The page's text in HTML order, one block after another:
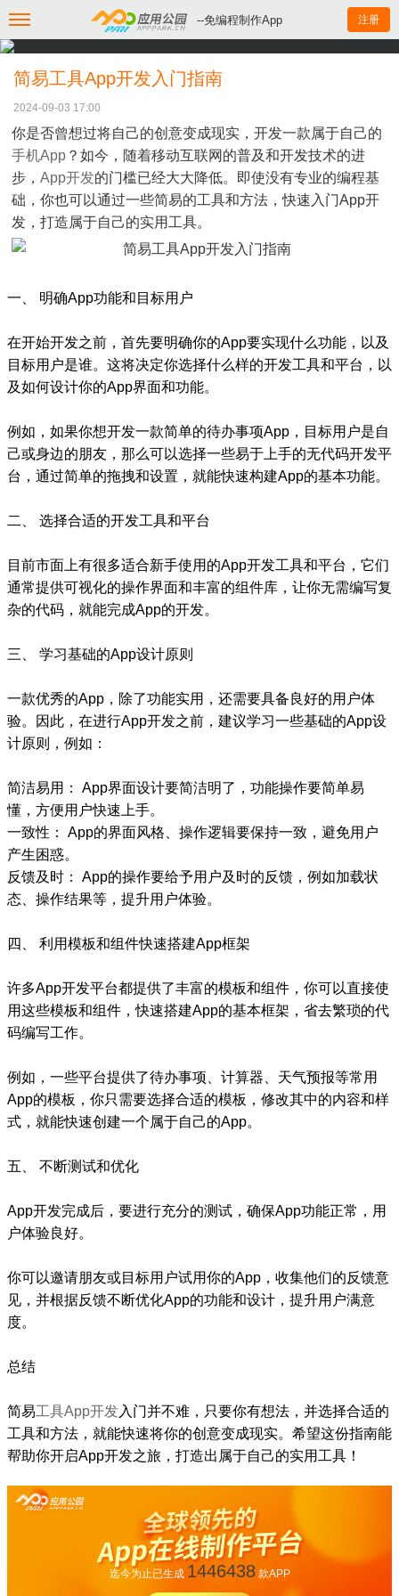
--免编程制作App 注册
简易工具App开发入门指南
2024-09-03 17:00
你是否曾想过将自己的创意变成现实，开发一款属于自己的
手机App ？如今，随着移动互联网的普及和开发技术的进
步， App开发的门槛已经大大降低。即使没有专业的编程基
础，你也可以通过一些简易的工具和方法，快速入门App开
发，打造属于自己的实用工具。
一、 明确App功能和目标用户
在开始开发之前，首先要明确你的App要实现什么功能，以及
目标用户是谁。这将决定你选择什么样的开发工具和平台，以
及如何设计你的App界面和功能。
例如，如果你想开发一款简单的待办事项App，目标用户是自
己或身边的朋友，那么可以选择一些易于上手的无代码开发平
台，通过简单的拖拽和设置，就能快速构建App的基本功能。
二、 选择合适的开发工具和平台
目前市面上有很多适合新手使用的App开发工具和平台，它们
通常提供可视化的操作界面和丰富的组件库，让你无需编写复
杂的代码，就能完成App的开发。
三、 学习基础的App设计原则
一款优秀的App，除了功能实用，还需要具备良好的用户体
验。因此，在进行App开发之前，建议学习一些基础的App设
计原则，例如：
简洁易用： App界面设计要简洁明了，功能操作要简单易
懂，方便用户快速上手。
一致性： App的界面风格、操作逻辑要保持一致，避免用户
产生困惑。
反馈及时： App的操作要给予用户及时的反馈，例如加载状
态、操作结果等，提升用户体验。
四、 利用模板和组件快速搭建App框架
许多App开发平台都提供了丰富的模板和组件，你可以直接使
用这些模板和组件，快速搭建App的基本框架，省去繁琐的代
码编写工作。
例如，一些平台提供了待办事项、计算器、天气预报等常用
App的模板，你只需要选择合适的模板，修改其中的内容和样
式，就能快速创建一个属于自己的App。
五、 不断测试和优化
App开发完成后，要进行充分的测试，确保App功能正常，用
户体验良好。
你可以邀请朋友或目标用户试用你的App，收集他们的反馈意
见，并根据反馈不断优化App的功能和设计，提升用户满意
度。
总结
简易工具App开发入门并不难，只要你有想法，并选择合适的
工具和方法，就能快速将你的创意变成现实。希望这份指南能
帮助你开启App开发之旅，打造出属于自己的实用工具！
迄今为止已生成 1446438款APP